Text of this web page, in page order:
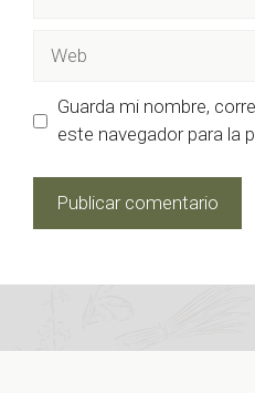
Guarda mi nombre,
este navegador para la